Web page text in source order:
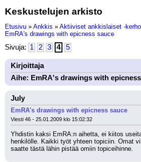
Keskustelujen arkisto
Etusivu » Ankkis » Aktiiviset ankkislaiset -kerho
EmRA's drawings with epicness sauce
Sivuja: 1 2 3 4 5
Kirjoittaja
Aihe: EmRA's drawings with
July
EmRA's drawings with epicness sauce
Viesti 46 - 25.01.2009 klo 15:02:32
Yhdistin kaksi EmRA:n aihetta, ei kiitos
henkilölle. Kaikki työt yhteen topiciin. Omat
saatte tästä lähin pistää omiin topiceihinne.